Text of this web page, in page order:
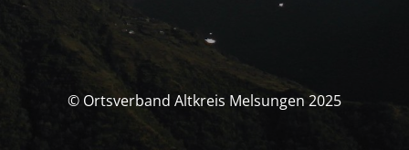
© Ortsverband Altkreis Melsungen 2025